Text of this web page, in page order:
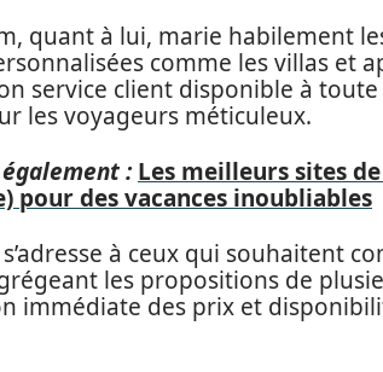
quant à lui, marie habilement
comme les villas et
service client disponible à
les voyageurs méticuleux.
: Les meilleurs sites
pour des vacances inoubliables
à ceux qui souhaitent
les propositions de
immédiate des prix et